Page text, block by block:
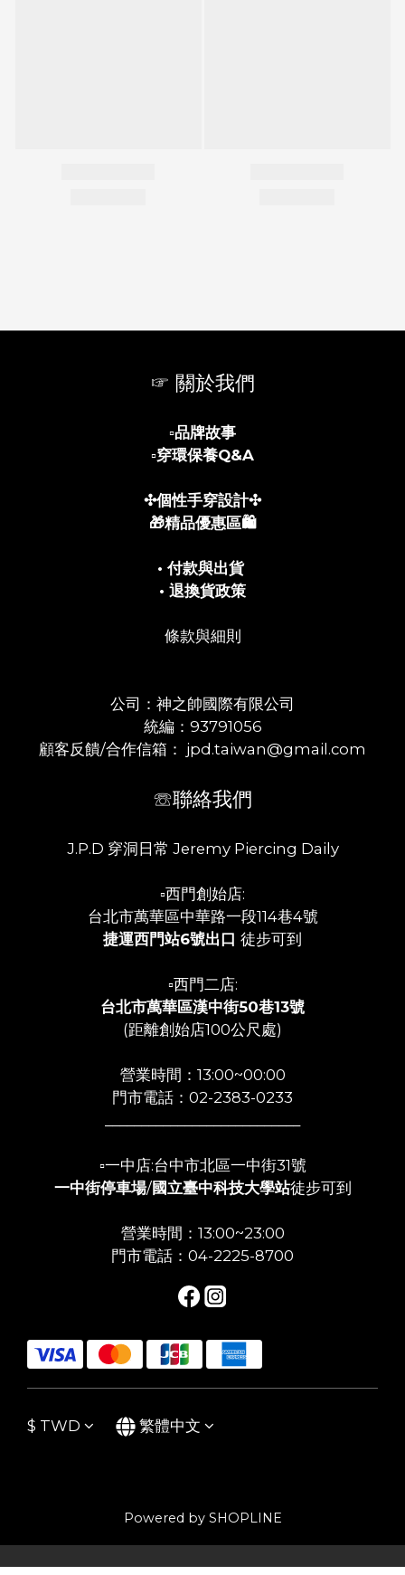
☞ 關於我們
▫️品牌故事
▫️穿環保養Q&A
✣個性手穿設計✣
🎁精品優惠區🛍️
• 付款與出貨
• 退換貨政策
條款與細則
公司：神之帥國際有限公司
統編：93791056
顧客反饋/合作信箱： jpd.taiwan@gmail.com
☏聯絡我們
J.P.D 穿洞日常 Jeremy Piercing Daily
▫️西門創始店:
台北市萬華區中華路一段114巷4號
捷運西門站6號出口 徒步可到
▫️西門二店:
台北市萬華區漢中街50巷13號
(距離創始店100公尺處)
營業時間：13:00~00:00
門市電話：02-2383-0233
▫️一中店:台中市北區一中街31號
一中街停車場/國立臺中科技大學站徒步可到
營業時間：13:00~23:00
門市電話：04-2225-8700
$ TWD 繁體中文
Powered by SHOPLINE